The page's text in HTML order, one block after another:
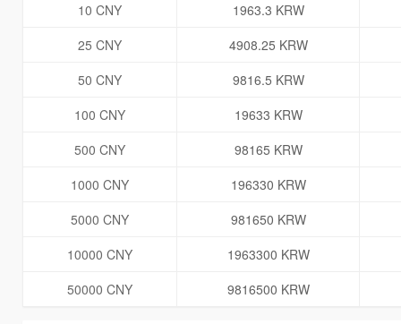
10 CNY
1963.3 KRW
25 CNY
4908.25 KRW
50 CNY
9816.5 KRW
100 CNY
19633 KRW
500 CNY
98165 KRW
1000 CNY
196330 KRW
5000 CNY
981650 KRW
10000 CNY
1963300 KRW
50000 CNY
9816500 KRW